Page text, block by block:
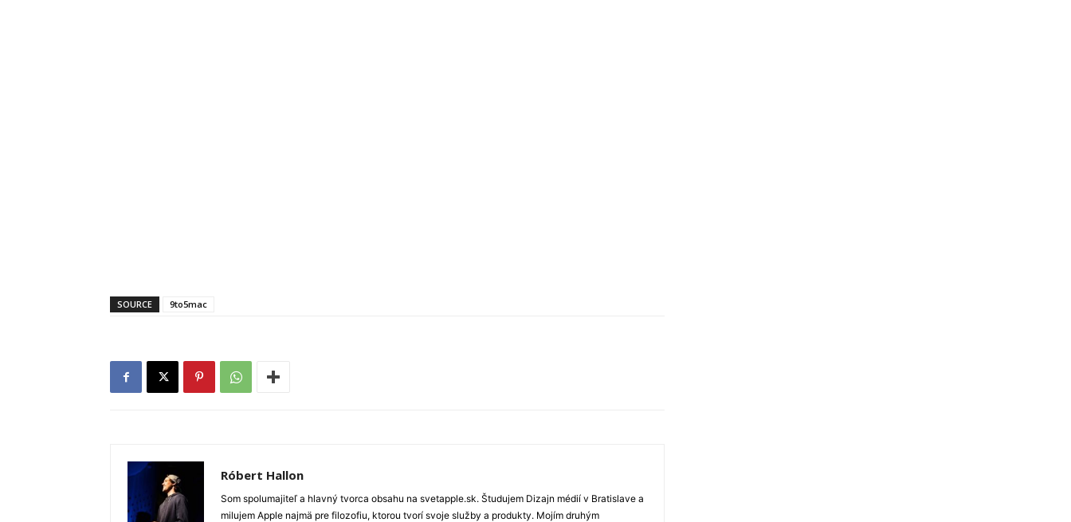
SOURCE 9to5mac
Róbert Hallon
Som spolumajiteľ a hlavný tvorca obsahu na svetapple.sk. Študujem Dizajn médií v Bratislave a
milujem Apple najmä pre filozofiu, ktorou tvorí svoje služby a produkty. Mojím druhým